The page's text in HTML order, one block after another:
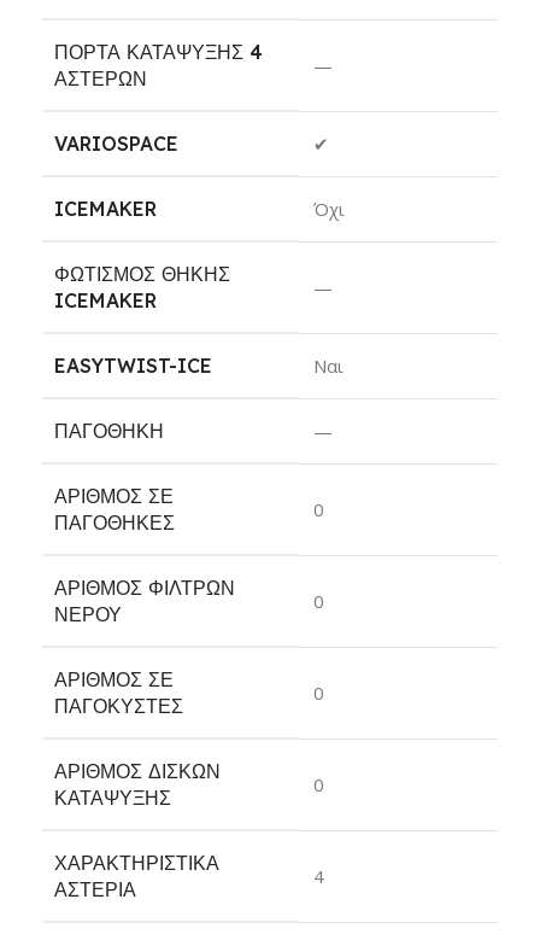
ΠΌΡΤΑ ΚΑΤΆΨΥΞΗΣ 4
ΑΣΤΈΡΩΝ
—
VARIOSPACE ✔
ICEMAKER Όχι
ΦΩΤΙΣΜΌΣ ΘΉΚΗΣ
ICEMAKER
—
EASYTWIST-ICE Ναι
ΠΑΓΟΘΉΚΗ —
ΑΡΙΘΜΌΣ ΣΕ
ΠΑΓΟΘΉΚΕΣ
0
ΑΡΙΘΜΌΣ ΦΊΛΤΡΩΝ
ΝΕΡΟΎ
0
ΑΡΙΘΜΌΣ ΣΕ
ΠΑΓΟΚΎΣΤΕΣ
0
ΑΡΙΘΜΌΣ ΔΊΣΚΩΝ
ΚΑΤΆΨΥΞΗΣ
0
ΧΑΡΑΚΤΗΡΙΣΤΙΚΆ
ΑΣΤΈΡΙΑ
4